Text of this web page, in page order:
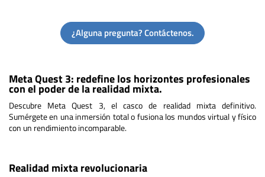
¿Alguna pregunta? Contáctenos.
Meta Quest 3: redefine los horizontes profesionales
con el poder de la realidad mixta.
Descubre Meta Quest 3, el casco de realidad mixta definitivo.
Sumérgete en una inmersión total o fusiona los mundos virtual y físico
con un rendimiento incomparable.
Realidad mixta revolucionaria